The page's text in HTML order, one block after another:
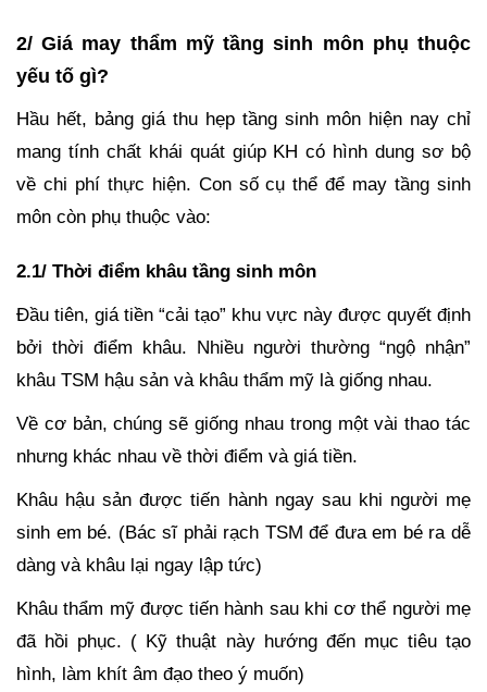
2/ Giá may thẩm mỹ tầng sinh môn phụ thuộc
yếu tố gì?
Hầu hết, bảng giá thu hẹp tầng sinh môn hiện nay chỉ
mang tính chất khái quát giúp KH có hình dung sơ bộ
về chi phí thực hiện. Con số cụ thể để may tầng sinh
môn còn phụ thuộc vào:
2.1/ Thời điểm khâu tầng sinh môn
Đầu tiên, giá tiền “cải tạo” khu vực này được quyết định
bởi thời điểm khâu. Nhiều người thường “ngộ nhận”
khâu TSM hậu sản và khâu thẩm mỹ là giống nhau.
Về cơ bản, chúng sẽ giống nhau trong một vài thao tác
nhưng khác nhau về thời điểm và giá tiền.
Khâu hậu sản được tiến hành ngay sau khi người mẹ
sinh em bé. (Bác sĩ phải rạch TSM để đưa em bé ra dễ
dàng và khâu lại ngay lập tức)
Khâu thẩm mỹ được tiến hành sau khi cơ thể người mẹ
đã hồi phục. ( Kỹ thuật này hướng đến mục tiêu tạo
hình, làm khít âm đạo theo ý muốn)